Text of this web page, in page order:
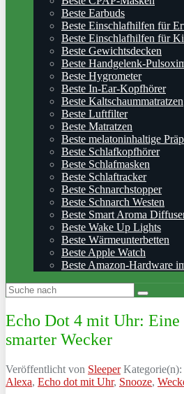
Beste Earbuds
Beste Einschlafhilfen für
Beste Einschlafhilfen für
Beste Gewichtsdecken
Beste Handgelenk-
Beste Hygrometer
Beste In-Ear-Kopfhörer
Beste Kaltschaummatratzen
Beste Luftfilter
Beste Matratzen
Beste melatoninhaltige
Beste Schlafkopfhörer
Beste Schlafmasken
Beste Schlaftracker
Beste Schnarchstopper
Beste Schnarch Westen
Beste Smart Aroma
Beste Wake Up Lights
Beste Wärmeunterbetten
Beste Apple Watch
Beste Amazon-Hardware
Echo Dot 4 mit Uhr: Eine
smarter Wecker
Veröffentlicht von Sleeper Kategorie(n):
Alexa, Echo dot mit Uhr, Snooze,